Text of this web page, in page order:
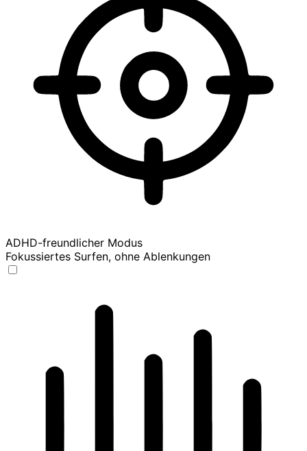
ADHD-freundlicher Modus
Fokussiertes Surfen, ohne Ablenkungen